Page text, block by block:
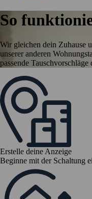
So
Wir gleichen dein Zuhause
unserer anderen
passende
Erstelle deine Anzeige
Beginne mit der Schaltung